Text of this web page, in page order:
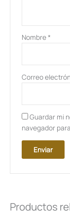
Nombre*
Correo
Guardar mi
navegador
Productos